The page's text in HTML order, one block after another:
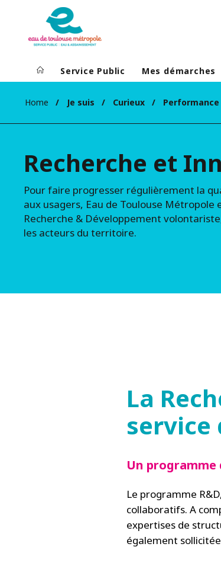
Service Public Mes démarches
Home Je suis Curieux
Recherche et
Pour faire progresser régulièrement la
aux usagers, Eau de Toulouse Métropole
Recherche & Développement
les acteurs du territoire.
La
service
Un
Le programme
collaboratifs. A
expertises de
également